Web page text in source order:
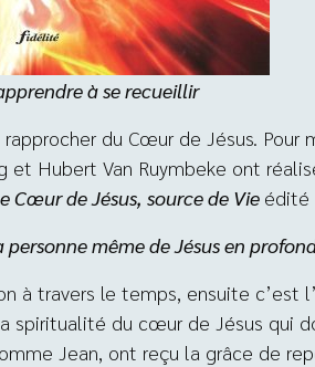
à se recueillir
du Cœur de Jésus. Pour
Hubert Van Ruymbeke ont
Cœur de Jésus, source de Vie édité
même de Jésus en
à travers le temps, ensuite c’est
spiritualité du cœur de Jésus qui
Jean, ont reçu la grâce de